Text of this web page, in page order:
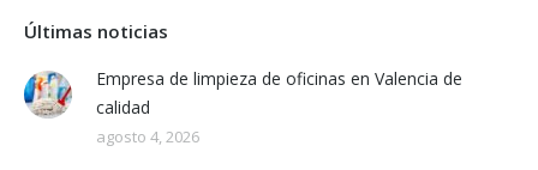
Últimas noticias
Empresa de limpieza de oficinas en Valencia de
calidad
agosto 4, 2026